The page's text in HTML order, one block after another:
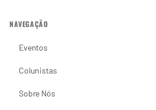
NAVEGAÇÃO
Eventos
Colunistas
Sobre Nós